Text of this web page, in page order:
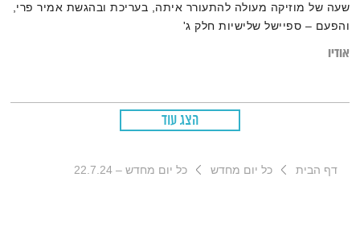
שעה של מוזיקה מעולה להתעורר איתה, בעריכת ובהגשת אמיר פרי,
והפעם – ספיישל שלישיות חלק ג'
אודיו
הצג עוד
דף הבית כל יום מחדש כל יום מחדש – 22.7.24